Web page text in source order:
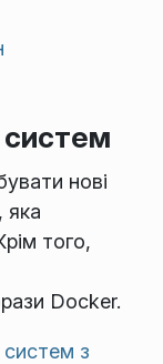
нові
яка
того,
Docker.
з